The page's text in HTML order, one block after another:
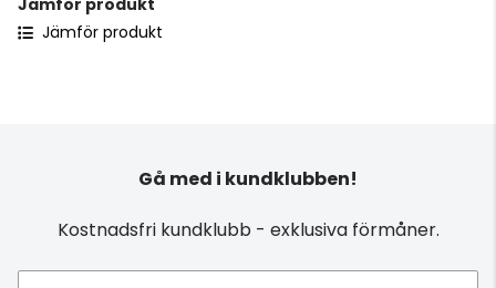
Jämför produkt
Gå med i kundklubben!
Kostnadsfri kundklubb - exklusiva förmåner.